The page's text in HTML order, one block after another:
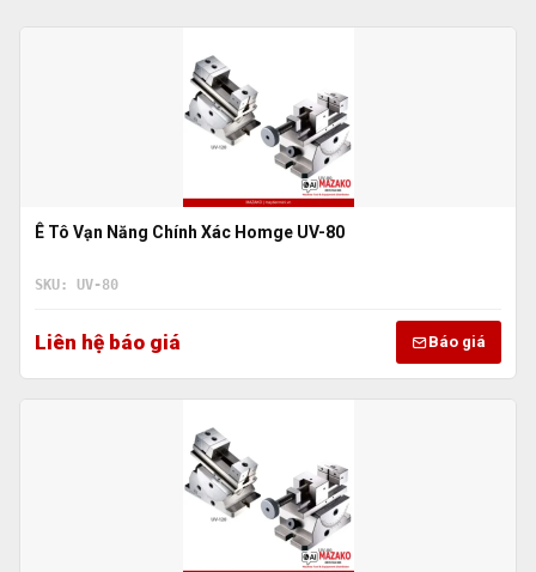
Ê Tô Vạn Năng Chính Xác Homge UV-80
SKU: UV-80
Liên hệ báo giá Báo giá